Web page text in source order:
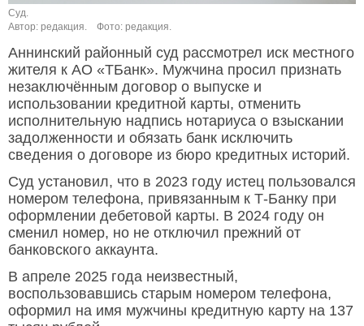
Суд.
Автор: редакция.
Фото: редакция.
Аннинский районный суд рассмотрел иск местного
жителя к АО «ТБанк». Мужчина просил признать
незаключённым договор о выпуске и
использовании кредитной карты, отменить
исполнительную надпись нотариуса о взыскании
задолженности и обязать банк исключить
сведения о договоре из бюро кредитных историй.
Суд установил, что в 2023 году истец пользовался
номером телефона, привязанным к Т-Банку при
оформлении дебетовой карты. В 2024 году он
сменил номер, но не отключил прежний от
банковского аккаунта.
В апреле 2025 года неизвестный,
воспользовавшись старым номером телефона,
оформил на имя мужчины кредитную карту на 137